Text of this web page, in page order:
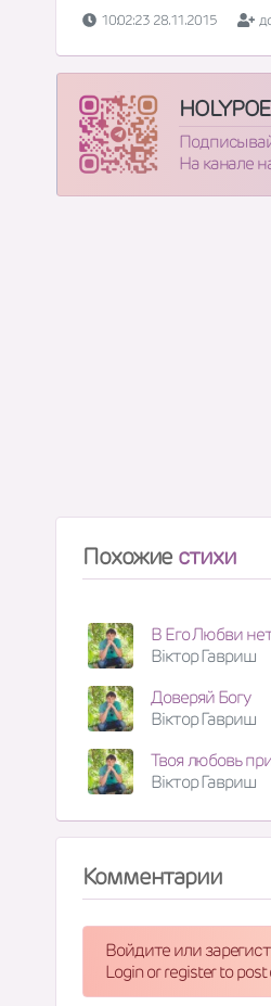
10:02:23 28.11.2015
На канале
Похожие стихи
В Его Любви
Віктор Гавриш
Доверяй Богу
Віктор Гавриш
Твоя любовь
Віктор Гавриш
Комментарии
Войдите или
Login or register to